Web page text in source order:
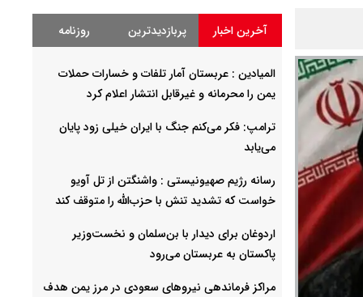
آخرین اخبار پربازدیدترین روزنامه
المیادین : عربستان آمار تلفات و خسارات حملات
یمن را محرمانه و غیرقابل انتشار اعلام کرد
ترامپ: فکر می‌کنم جنگ با ایران خیلی زود پایان
می‌یابد
رسانه رژیم صهیونیستی : واشنگتن از تل آویو
خواست که تشدید تنش با حزب‌الله را متوقف کند
اردوغان برای دیدار با بن‌سلمان و نخست‌وزیر
پاکستان به عربستان می‌رود
مراکز فرماندهی نیروهای سعودی در مرز یمن هدف